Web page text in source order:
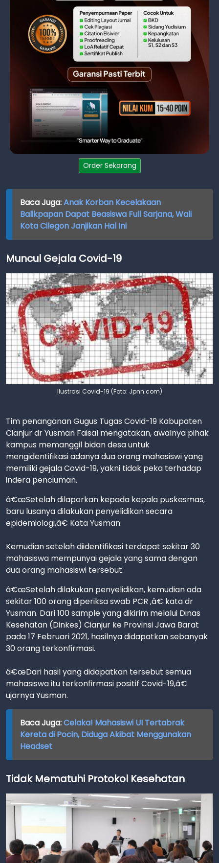
Order Sekarang
Baca Juga:Anak Korban Kecelakaan
Balikpapan Dapat Beasiswa Full Sarjana, Wali
Kota Cilegon Janjikan Hal Ini
Muncul Gejala Covid-19
Ilustrasi Covid-19 (Foto: Jpnn.com)
Tim penanganan Gugus Tugas Covid-19 Kabupaten
Cianjur dr Yusman Faisal mengatakan, awalnya pihak
kampus memanggil bidan desa untuk
mengidentifikasi adanya dua orang mahasiswi yang
memiliki gejala Covid-19, yakni tidak peka terhadap
indera penciuman.
â€œSetelah dilaporkan kepada kepala puskesmas,
baru lusanya dilakukan penyelidikan secara
epidemiologi,â€ Kata Yusman.
Kemudian setelah diidentifikasi terdapat sekitar 30
mahasiswa mempunyai gejala yang sama dengan
dua orang mahasiswi tersebut.
â€œSetelah dilakukan penyelidikan, kemudian ada
sekitar 100 orang diperiksa swab PCR ,â€ kata dr
Yusman. Dari 100 sample yang dikirim melalui Dinas
Kesehatan (Dinkes) Cianjur ke Provinsi Jawa Barat
pada 17 Februari 2021, hasilnya didapatkan sebanyak
30 orang terkonfirmasi.
â€œDari hasil yang didapatkan tersebut semua
mahasiswa itu terkonfirmasi positif Covid-19,â€
ujarnya Yusman.
Baca Juga:Celaka! Mahasiswi UI Tertabrak
Kereta di Pocin, Diduga Akibat Menggunakan
Headset
Tidak Mematuhi Protokol Kesehatan